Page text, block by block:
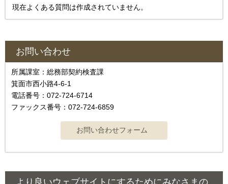
現在よくある質問は作成されていません。
お問い合わせ
所属課室：総務部契約検査課
箕面市西小路4‐6‐1
電話番号：072-724-6714
ファックス番号：072-724-6859